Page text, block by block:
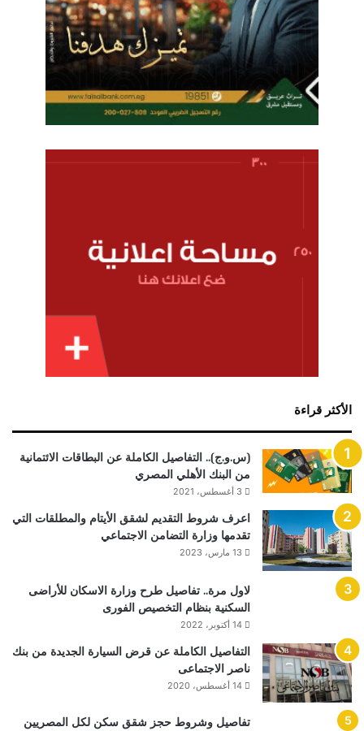
الأكثر قراءة
(س.و.ج).. التفاصيل الكاملة عن البطاقات الائتمانية
من البنك الأهلي المصري
3 أغسطس، 2021
اعرف شروط التقديم لشقق الأيتام والمطلقات التي
تقدمها وزارة التضامن الاجتماعي
13 مارس، 2023
لاول مرة.. تفاصيل طرح وزارة الاسكان للأراضى
السكنية بنظام التخصيص الفورى
14 أكتوبر، 2022
التفاصيل الكاملة عن قرض السيارة الجديدة من بنك
ناصر الاجتماعى
14 أغسطس، 2020
تفاصيل وشروط حجز شقق سكن لكل المصريين